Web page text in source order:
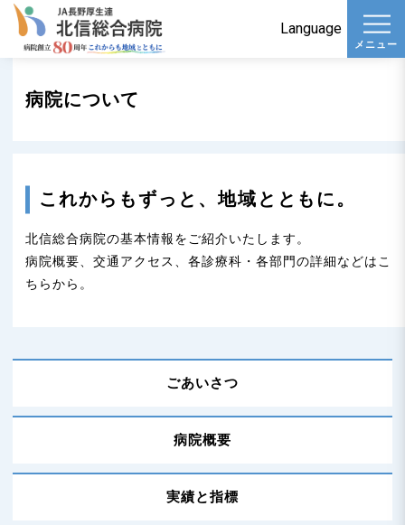
Language
t
o
i
メニュー
病院について
これからもずっと、地域とともに。
北信総合病院の基本情報をご紹介いたします。
病院概要、交通アクセス、各診療科・各部門の詳細などはこ
ちらから。
ごあいさつ
病院概要
実績と指標